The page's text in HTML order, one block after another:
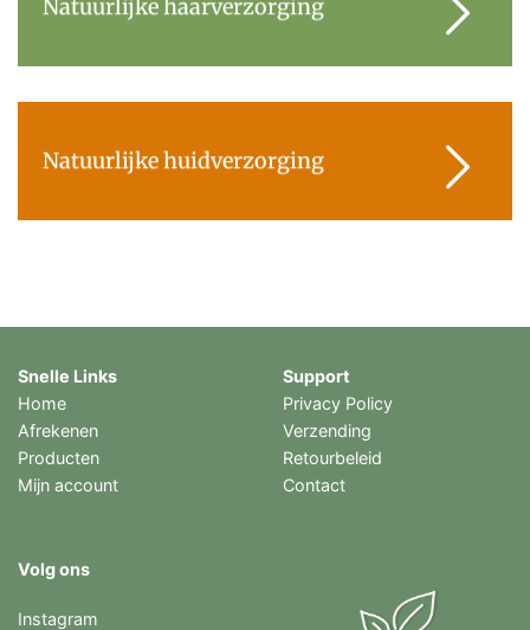
Natuurlijke haarverzorging
Natuurlijke huidverzorging
Snelle Links
Home
Afrekenen
Producten
Mijn account
Support
Privacy Policy
Verzending
Retourbeleid
Contact
Volg ons
Instagram